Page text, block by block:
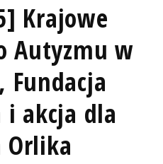
Krajowe
Autyzmu w
Fundacja
i akcja dla
Orlika